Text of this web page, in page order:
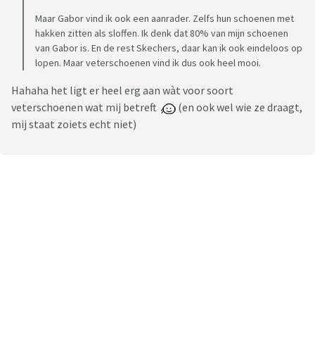
Maar Gabor vind ik ook een aanrader. Zelfs hun schoenen met
hakken zitten als sloffen. Ik denk dat 80% van mijn schoenen
van Gabor is. En de rest Skechers, daar kan ik ook eindeloos op
lopen. Maar veterschoenen vind ik dus ook heel mooi.
Hahaha het ligt er heel erg aan wàt voor soort
veterschoenen wat mij betreft
(en ook wel wie ze draagt,
mij staat zoiets echt niet)